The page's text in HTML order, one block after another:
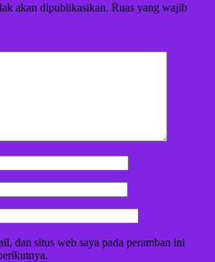
akan dipublikasikan. Ruas yang wajib
dan situs web saya pada peramban ini